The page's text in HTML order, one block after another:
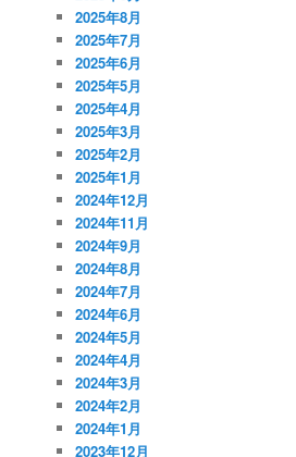
2025年8月
2025年7月
2025年6月
2025年5月
2025年4月
2025年3月
2025年2月
2025年1月
2024年12月
2024年11月
2024年9月
2024年8月
2024年7月
2024年6月
2024年5月
2024年4月
2024年3月
2024年2月
2024年1月
2023年12月